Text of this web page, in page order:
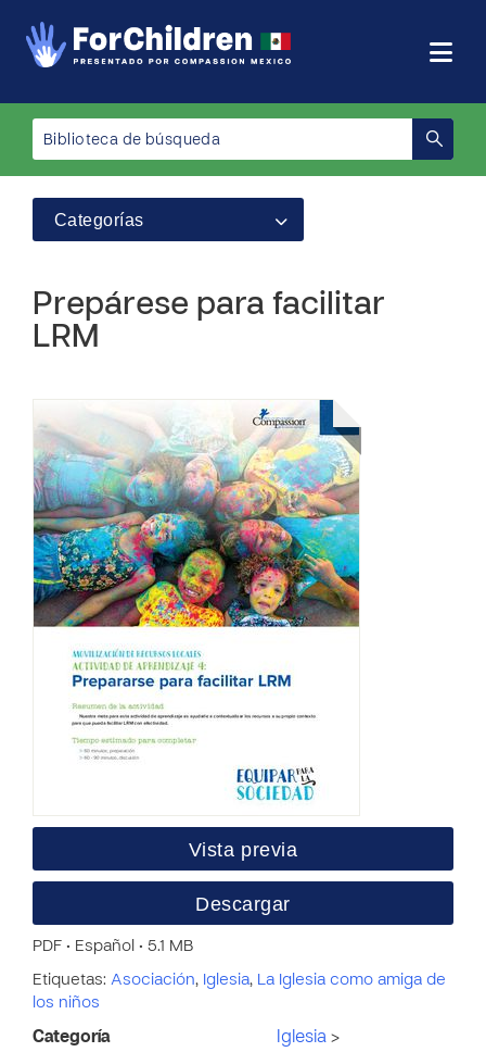
Categorías
Prepárese para facilitar
LRM
Vista previa
Descargar
PDF • Español • 5.1 MB
Etiquetas: Asociación, Iglesia, La Iglesia como amiga de
los niños
Categoría Iglesia >